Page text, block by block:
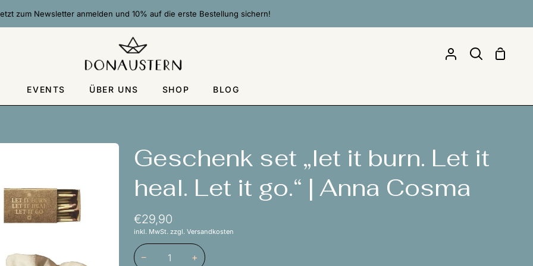
zum Newsletter anmelden und 10% auf die erste Bestellung sichern!
Mein
Suchen
EVENTS ÜBER UNS SHOP BLOG
Geschenk set „let it burn. Let it
heal. Let it go.“ | Anna Cosma
€29,90
inkl. MwSt. zzgl. Versandkosten
− +